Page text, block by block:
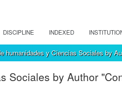
DISCIPLINE INDEXED
humanidades y Ciencias Sociales by
Sociales by Author